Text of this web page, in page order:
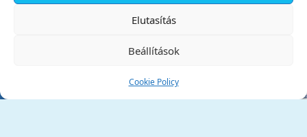
Elutasítás
Beállítások
Cookie Policy
Tata Város Önkormányzata
✕